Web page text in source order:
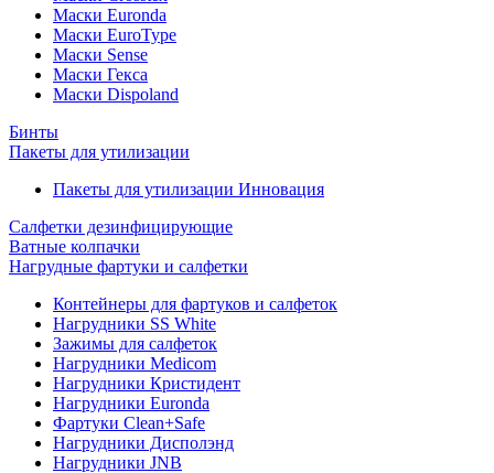
Маски Euronda
Маски EuroType
Маски Sense
Маски Гекса
Маски Dispoland
Бинты
Пакеты для утилизации
Пакеты для утилизации Инновация
Салфетки дезинфицирующие
Ватные колпачки
Нагрудные фартуки и салфетки
Контейнеры для фартуков и салфеток
Нагрудники SS White
Зажимы для салфеток
Нагрудники Medicom
Нагрудники Кристидент
Нагрудники Euronda
Фартуки Clean+Safe
Нагрудники Дисполэнд
Нагрудники JNB